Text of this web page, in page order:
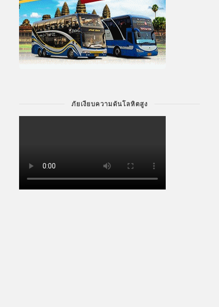
ภัยเงียบความดันโลหิตสูง